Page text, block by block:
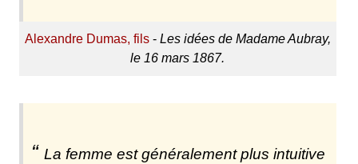
Alexandre Dumas, fils- Les idées de Madame Aubray,
le 16 mars 1867.
La femme est généralement plus intuitive